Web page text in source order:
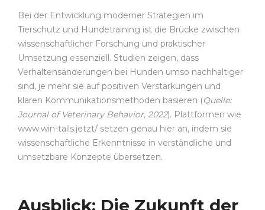
Bei der Entwicklung moderner Strategien im
Tierschutz und Hundetraining ist die Brücke zwischen
wissenschaftlicher Forschung und praktischer
Umsetzung essenziell. Studien zeigen, dass
Verhaltensänderungen bei Hunden umso nachhaltiger
sind, je mehr sie auf positiven Verstärkungen und
klaren Kommunikationsmethoden basieren (Quelle:
Journal of Veterinary Behavior, 2022). Plattformen wie
www.win-tails.jetzt/ setzen genau hier an, indem sie
wissenschaftliche Erkenntnisse in verständliche und
umsetzbare Konzepte übersetzen.
Ausblick: Die Zukunft der